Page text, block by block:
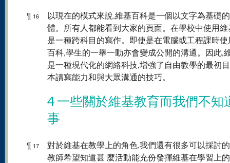
¶ 16
以現在的模式來說,維基百科是一個以文字為基礎
體。所有人都能看到大家的頁面。在學校中使用維
是一種跨科目的寫作。即使是在電腦或工程課時
百科,學生的一舉一動亦會變成公開的溝通。因此,
是一種現代化的網絡科技,增強了自由教學的最初
本讀寫能力和與大眾溝通的技巧。
4 一些關於維基教育而我們不知
事
¶ 17
對於維基在教學上的角色,我們還有很多可以採討
教師希望知道甚 麼活動能充份發揮維基在學習上